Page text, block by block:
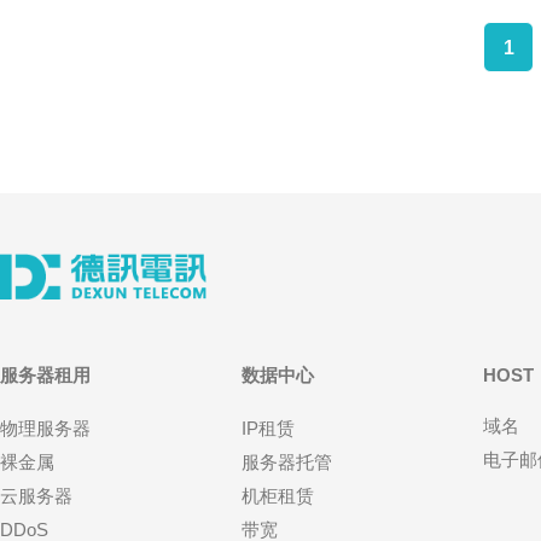
1
服务器租用
物理服务器
裸金属
云服务器
DDoS
数据中心
IP租赁
服务器托管
机柜租赁
带宽
HOST
域名
电子